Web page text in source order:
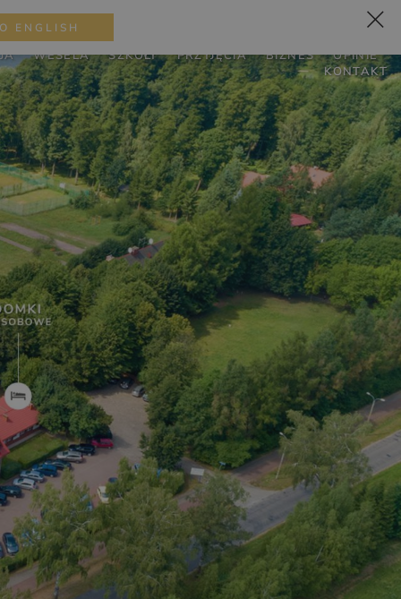
INFORMACJE DE
WESELA SZKOŁY PRZYJĘCIA BIZNES
OPINIE
KONTAKT
ZAPLANUJ POBYT
ENGLISH